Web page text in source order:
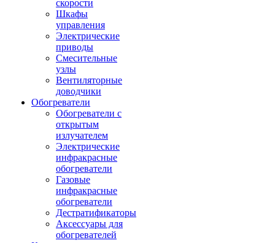
скорости
Шкафы
управления
Электрические
приводы
Смесительные
узлы
Вентиляторные
доводчики
Обогреватели
Обогреватели с
открытым
излучателем
Электрические
инфракрасные
обогреватели
Газовые
инфракрасные
обогреватели
Дестратификаторы
Аксессуары для
обогревателей